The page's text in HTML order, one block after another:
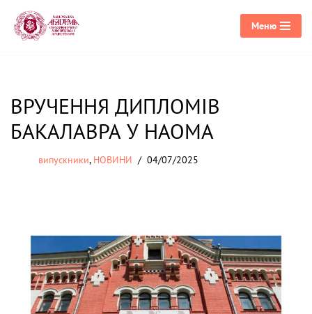
Перейти
Меню
ВРУЧЕННЯ ДИПЛОМІВ
БАКАЛАВРА У НАОМА
випускники, НОВИНИ 04/07/2025